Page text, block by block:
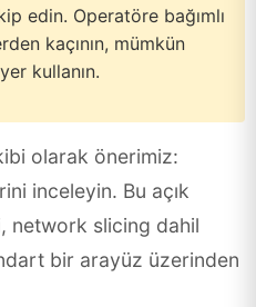
edin. Operatöre bağımlı
kaçının, mümkün
kullanın.
olarak önerimiz:
inceleyin. Bu açık
network slicing dahil
bir arayüz üzerinden